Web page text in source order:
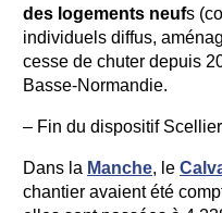
des logements neufs
individuels diffus,
cesse de chuter depuis
Basse-Normandie.
– Fin du dispositif Scellier
Dans la Manche, le
chantier avaient été